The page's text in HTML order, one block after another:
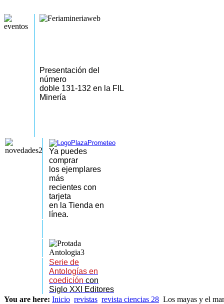
Presentación del
número
doble 131-132 en la FIL
Minería
Ya puedes
comprar
los ejemplares
más
recientes con
tarjeta
en la Tienda en
línea.
Serie de
Antologías en
coedición con
Siglo XXI Editores
You are here: Inicio revistas revista ciencias 28 Los mayas y el